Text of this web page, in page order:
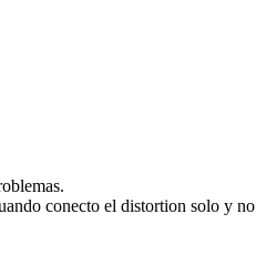
conecto el distortion solo